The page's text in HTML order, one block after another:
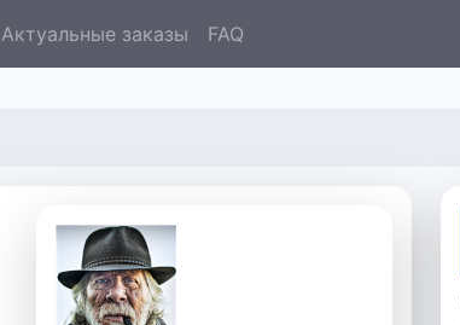
Актуальные заказы FAQ